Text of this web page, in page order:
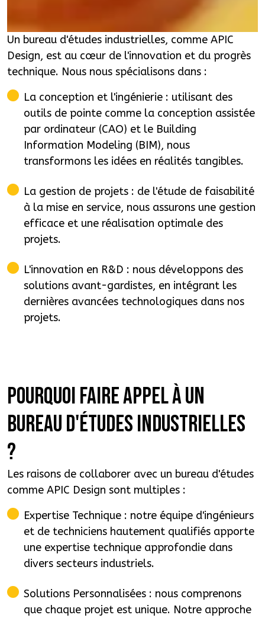
Un bureau d'études industrielles, comme APIC
Design, est au cœur de l'innovation et du progrès
technique. Nous nous spécialisons dans :
La conception et l'ingénierie : utilisant des
outils de pointe comme la conception assistée
par ordinateur (CAO) et le Building
Information Modeling (BIM), nous
transformons les idées en réalités tangibles.
La gestion de projets : de l'étude de faisabilité
à la mise en service, nous assurons une gestion
efficace et une réalisation optimale des
projets.
L'innovation en R&D : nous développons des
solutions avant-gardistes, en intégrant les
dernières avancées technologiques dans nos
projets.
Pourquoi faire appel à un
bureau d'études industrielles
?
Les raisons de collaborer avec un bureau d'études
comme APIC Design sont multiples :
Expertise Technique : notre équipe d'ingénieurs
et de techniciens hautement qualifiés apporte
une expertise technique approfondie dans
divers secteurs industriels.
Solutions Personnalisées : nous comprenons
que chaque projet est unique. Notre approche